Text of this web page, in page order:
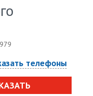
телефоны